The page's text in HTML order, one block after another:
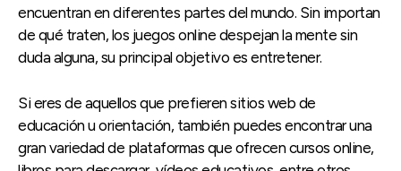
encuentran en diferentes partes del mundo. Sin importan
de qué traten, los juegos online despejan la mente sin
duda alguna, su principal objetivo es entretener.
Si eres de aquellos que prefieren sitios web de
educación u orientación, también puedes encontrar una
gran variedad de plataformas que ofrecen cursos online,